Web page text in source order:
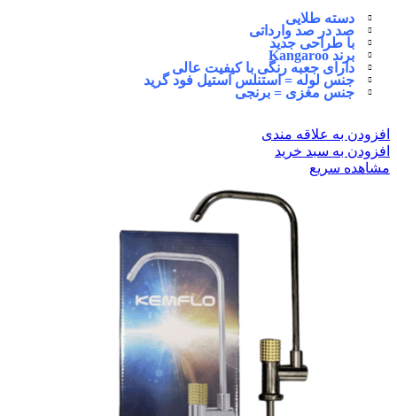
دسته طلایی
صد در صد وارداتی
با طراحی جدید
برند Kangaroo
دارای جعبه رنگی با کیفیت عالی
جنس لوله = استنلس استیل فود گرید
جنس مغزی = برنجی
افزودن به علاقه مندی
افزودن به سبد خرید
مشاهده سریع